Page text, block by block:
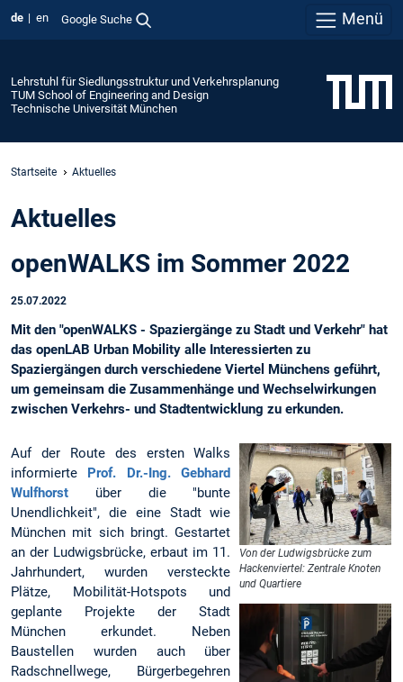
de en Google Suche Menü
Lehrstuhl für Siedlungsstruktur und Verkehrsplanung
TUM School of Engineering and Design
Technische Universität München
Startseite Aktuelles
Aktuelles
openWALKS im Sommer 2022
25.07.2022
Mit den "openWALKS - Spaziergänge zu Stadt und Verkehr" hat
das openLAB Urban Mobility alle Interessierten zu
Spaziergängen durch verschiedene Viertel Münchens geführt,
um gemeinsam die Zusammenhänge und Wechselwirkungen
zwischen Verkehrs- und Stadtentwicklung zu erkunden.
Von der Ludwigsbrücke zum
Hackenviertel: Zentrale Knoten
und Quartiere
Auf der Route des ersten Walks
informierte
Prof. Dr.-Ing. Gebhard
Wulfhorst über die "bunte
Unendlichkeit", die eine Stadt wie
München mit sich bringt. Gestartet
an der Ludwigsbrücke, erbaut im 11.
Jahrhundert, wurden versteckte
Plätze, Mobilität-Hotspots und
geplante Projekte der Stadt
München erkundet. Neben
Baustellen wurden auch über
Radschnellwege, Bürgerbegehren